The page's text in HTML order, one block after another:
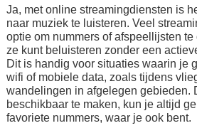
Ja, met online streamingdiensten is
naar muziek te luisteren. Veel
optie om nummers of afspeellijsten
ze kunt beluisteren zonder een
Dit is handig voor situaties waarin je
wifi of mobiele data, zoals tijdens
wandelingen in afgelegen gebieden.
beschikbaar te maken, kun je altijd
favoriete nummers, waar je ook bent.